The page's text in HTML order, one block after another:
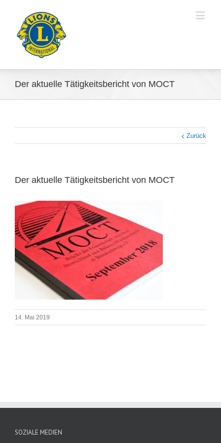
Der aktuelle Tätigkeitsbericht von MOCT
Zurück
Der aktuelle Tätigkeitsbericht von MOCT
14. Mai 2019
SOZIALE MEDIEN